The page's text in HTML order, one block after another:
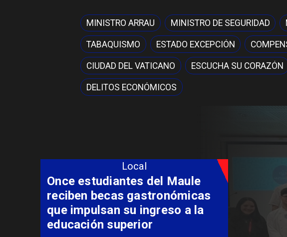
MINISTRO ARRAU MINISTRO DE SEGURIDAD
TABAQUISMO ESTADO EXCEPCIÓN
CIUDAD DEL VATICANO ESCUCHA SU CORAZÓN
DELITOS ECONÓMICOS
estudiantes del Maule
becas gastronómicas
su ingreso a la
superior